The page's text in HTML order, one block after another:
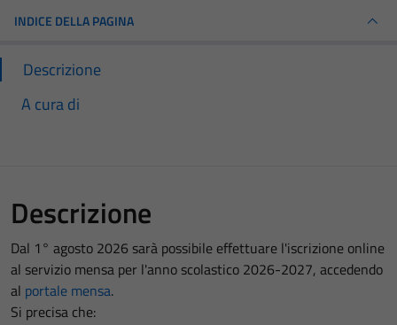
INDICE DELLA PAGINA
Descrizione
A cura di
Descrizione
Dal 1° agosto 2026 sarà possibile effettuare l'iscrizione online
al servizio mensa per l'anno scolastico 2026-2027, accedendo
al portale mensa.
Si precisa che: